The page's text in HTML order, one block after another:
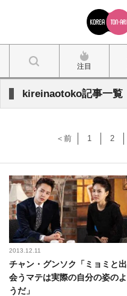
注目
kireinaotoko記事一覧
＜前 1 2
2013.12.11
チャン・グンソク「ミョミと出
会うマテは実際の自分の姿のよ
うだ」